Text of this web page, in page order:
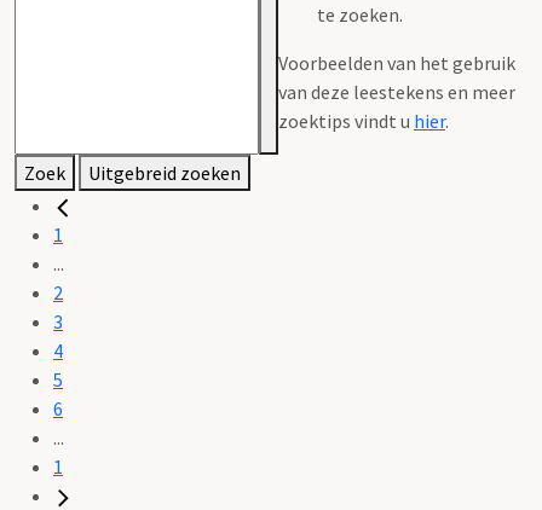
te zoeken.
Voorbeelden van het gebruik
van deze leestekens en meer
zoektips vindt u hier.
Zoek Uitgebreid zoeken
1
...
2
3
4
5
6
...
1